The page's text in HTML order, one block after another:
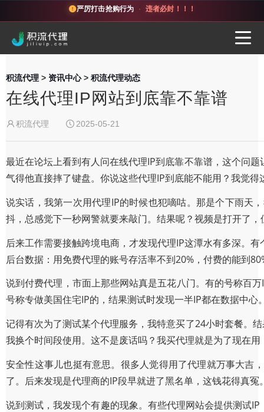
严厉打击抢购行为 · 违者必封！！！
积流代理 > 资讯中心> 积流代理动态
在线代理IP网站到底靠不靠谱
积流代理 2025-05-21
最近在论坛上看到有人问在线代理IP到底靠不靠谱，这个问
气得他直接摔了键盘。你说这些代理IP到底能不能用？我觉
说实话，我第一次用代理IP的时候也犯嘀咕。那是个下雨天
抖，总感觉下一秒网警就要来敲门。结果呢？视频是打开了
后来工作需要接触跨境电商，才发现代理IP这潭水有多深。
后台数据：用免费代理的账号存活率不到20%，付费的能到
说到付费代理，市面上那些网站真是五花八门。有的号称百
号称专做美国住宅IP的，结果测试时发现一半IP都在数据中
记得有次为了测试某个代理服务，我特意买了24小时套餐。
我换个时间段使用。这不是废话吗？我买代理就是为了现在
安全性这事儿也挺有意思。很多人觉得用了代理就万事大吉
了。后来发现是代理商的IP段早就进了黑名单，这钱花得真
说到测试，我发现个有趣的现象。有些代理网站会提供测试